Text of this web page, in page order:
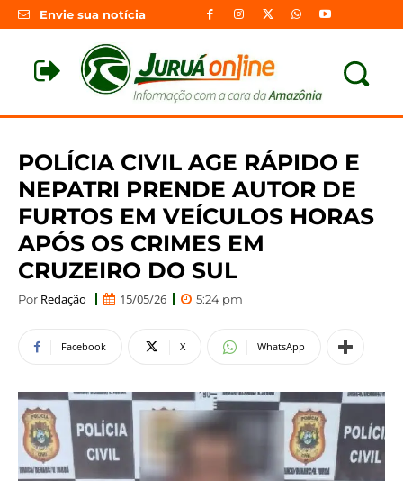
Envie sua notícia
POLÍCIA CIVIL AGE RÁPIDO E
NEPATRI PRENDE AUTOR DE
FURTOS EM VEÍCULOS HORAS
APÓS OS CRIMES EM
CRUZEIRO DO SUL
Por Redação 15/05/26 5:24 pm
Facebook X WhatsApp